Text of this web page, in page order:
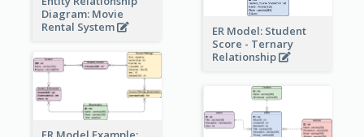
Diagram: Movie
Rental System
ER Model: Student
Score - Ternary
Relationship